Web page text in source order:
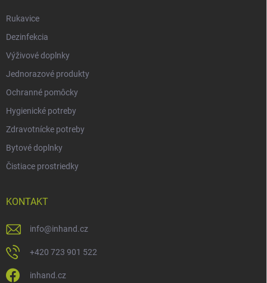
Rukavice
Dezinfekcia
Výživové doplnky
Jednorazové produkty
Ochranné pomôcky
Hygienické potreby
Zdravotnícke potreby
Bytové doplnky
Čistiace prostriedky
KONTAKT
info@inhand.cz
+420 723 901 522
inhand.cz